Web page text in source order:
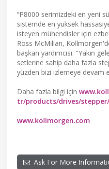
“P8000 serimizdeki en yeni
sistemde en yüksek
isteyen mühendisler için
Ross McMillan,
başkan yardımcısı. "Yakın
setlerine sahip daha fazla
yüzden bizi izlemeye devam
Daha fazla bilgi için
tr/products/drives/
www.kollmorgen.com
Ask For More